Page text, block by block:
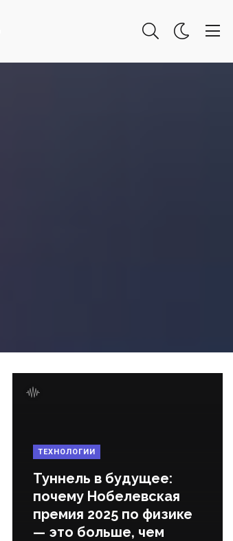
ТЕХНОЛОГИИ
Туннель в будущее:
почему Нобелевская
премия 2025 по физике
— это больше, чем